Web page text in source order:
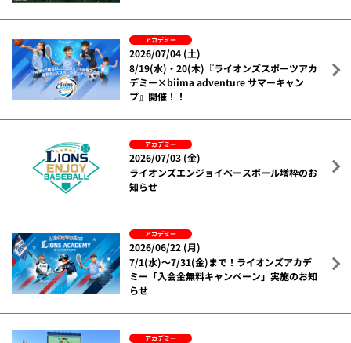
アカデミー
2026/07/04 (土)
8/19(水)・20(木)『ライオンズスポーツアカ
デミー×biima adventure サマーキャン
プ』開催！！
アカデミー
2026/07/03 (金)
ライオンズエンジョイベースボール増枠のお
知らせ
アカデミー
2026/06/22 (月)
7/1(水)～7/31(金)まで！ライオンズアカデ
ミー「入会金無料キャンペーン」実施のお知
らせ
アカデミー